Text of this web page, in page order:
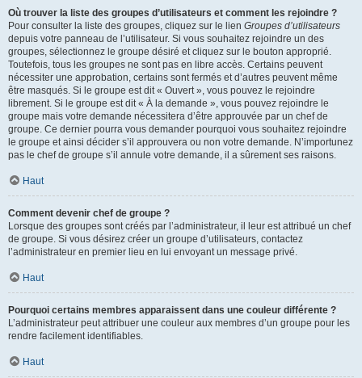
Où trouver la liste des groupes d’utilisateurs et comment les rejoindre ?
Pour consulter la liste des groupes, cliquez sur le lien Groupes d’utilisateurs
depuis votre panneau de l’utilisateur. Si vous souhaitez rejoindre un des
groupes, sélectionnez le groupe désiré et cliquez sur le bouton approprié.
Toutefois, tous les groupes ne sont pas en libre accès. Certains peuvent
nécessiter une approbation, certains sont fermés et d’autres peuvent même
être masqués. Si le groupe est dit « Ouvert », vous pouvez le rejoindre
librement. Si le groupe est dit « À la demande », vous pouvez rejoindre le
groupe mais votre demande nécessitera d’être approuvée par un chef de
groupe. Ce dernier pourra vous demander pourquoi vous souhaitez rejoindre
le groupe et ainsi décider s’il approuvera ou non votre demande. N’importunez
pas le chef de groupe s’il annule votre demande, il a sûrement ses raisons.
Haut
Comment devenir chef de groupe ?
Lorsque des groupes sont créés par l’administrateur, il leur est attribué un chef
de groupe. Si vous désirez créer un groupe d’utilisateurs, contactez
l’administrateur en premier lieu en lui envoyant un message privé.
Haut
Pourquoi certains membres apparaissent dans une couleur différente ?
L’administrateur peut attribuer une couleur aux membres d’un groupe pour les
rendre facilement identifiables.
Haut